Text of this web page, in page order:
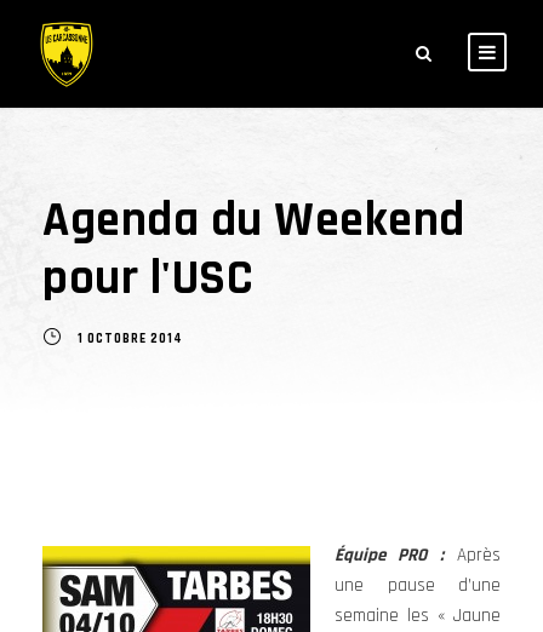
Agenda du Weekend
pour l'USC
1 OCTOBRE 2014
Équipe PRO :Après
une pause d’une
semaine les « Jaune